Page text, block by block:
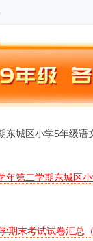
东城区小学5年级
年第二学期东城区
期末考试试卷汇总